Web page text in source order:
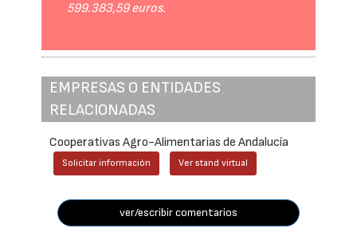
599.383,59 euros.
EMPRESAS O ENTIDADES
RELACIONADAS
Cooperativas Agro-Alimentarias de Andalucía
Solicitar información Ver stand virtual
ver/escribir comentarios